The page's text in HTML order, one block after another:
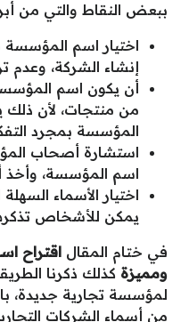
ببعض النقاط والتي من
اختيار اسم المؤسسة
إنشاء الشركة، وعدم
أن يكون اسم
من منتجات، لأن
المؤسسة بمجرد
استشارة أصحاب
اسم المؤسسة، وأخذ
اختيار الأسماء
يمكن للأشخاص
في ختام المقال اقتراح
ومميزة كذلك ذكرنا
لمؤسسة تجارية جديدة،
من أسماء الشركات